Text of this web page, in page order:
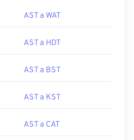
AST a WAT
AST a HDT
AST a BST
AST a KST
AST a CAT